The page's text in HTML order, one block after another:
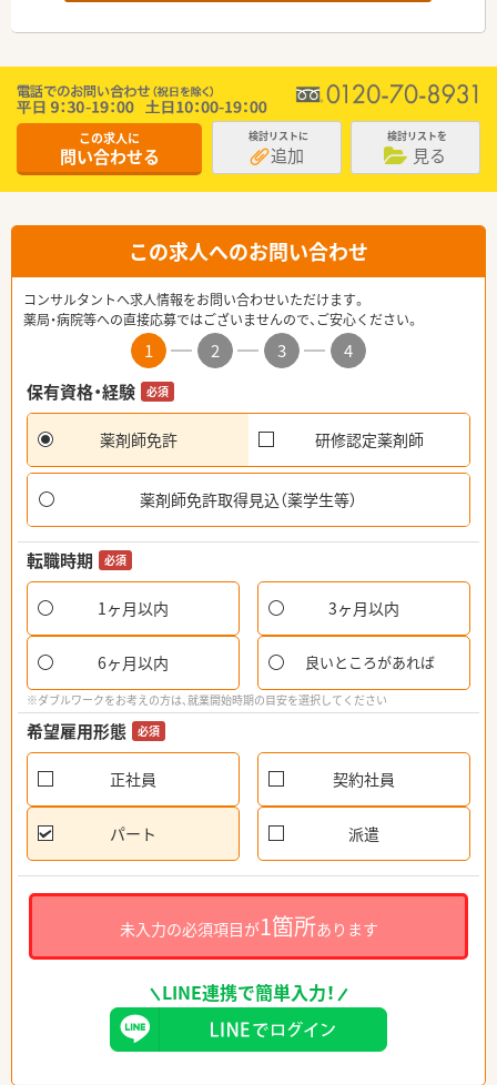
この求人に
問い合わせる
検討リストに
追加
検討リストを
見る
この求人へのお問い合わせ
コンサルタントへ求人情報をお問い合わせいただけます。
薬局・病院等への直接応募ではございませんので、ご安心ください。
1 2 3
4
保有資格・経験
必須
薬剤師免許 研修認定薬剤師
薬剤師免許取得見込（薬学生等）
転職時期 必須
1ヶ月以内 3ヶ月以内
6ヶ月以内 良いところがあれば
※ダブルワークをお考えの方は、就業開始時期の目安を選択してください
希望雇用形態 必須
正社員 契約社員
パート 派遣
未入力の必須項目が1箇所あります
LINE連携で簡単入力！